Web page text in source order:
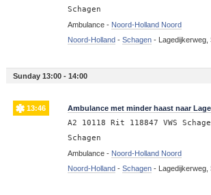
Schagen
Ambulance - Noord-Holland Noord
Noord-Holland- Schagen- Lagedijkerweg,
Sunday 13:00 - 14:00
13:46 Ambulance met minder haast naar
A2 10118 Rit 118847 VWS
Schagen
Ambulance - Noord-Holland Noord
Noord-Holland- Schagen- Lagedijkerweg,